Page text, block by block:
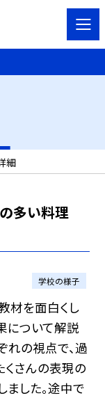
細
多い料理
学校の様子
材を面白くし
について解説
れの視点で、過
くさんの表現の
した。途中で